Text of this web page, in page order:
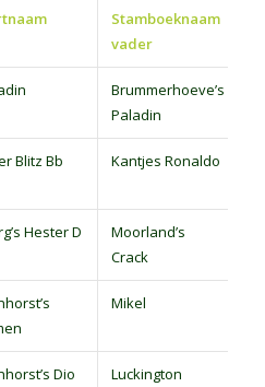
Stamboeknaam
vader
Brummerhoeve’s
Paladin
Blitz Bb Kantjes Ronaldo
Hester D
Moorland’s
Crack
Mikel
Dio Luckington